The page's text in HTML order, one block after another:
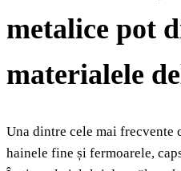
metalice pot
materialele
Una dintre cele mai frecvente
hainele fine și fermoarele,